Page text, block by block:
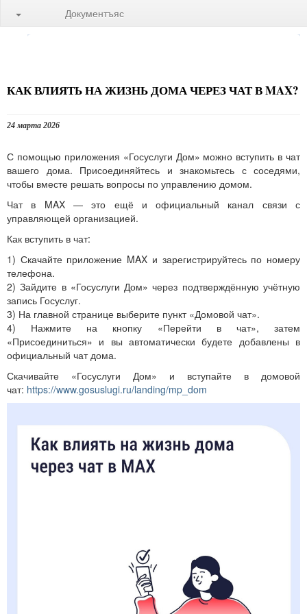
Документъяс
КАК ВЛИЯТЬ НА ЖИЗНЬ ДОМА ЧЕРЕЗ ЧАТ В MAX?
24 марта 2026
С помощью приложения «Госуслуги Дом» можно вступить в чат
вашего дома. Присоединяйтесь и знакомьтесь с соседями,
чтобы вместе решать вопросы по управлению домом.
Чат в MAX — это ещё и официальный канал связи с
управляющей организацией.
Как вступить в чат:
1) Скачайте приложение MAX и зарегистрируйтесь по номеру
телефона.
2) Зайдите в «Госуслуги Дом» через подтверждённую учётную
запись Госуслуг.
3) На главной странице выберите пункт «Домовой чат».
4) Нажмите на кнопку «Перейти в чат», затем
«Присоединиться» и вы автоматически будете добавлены в
официальный чат дома.
Скачивайте «Госуслуги Дом» и вступайте в домовой
чат: https://www.gosuslugi.ru/landing/mp_dom